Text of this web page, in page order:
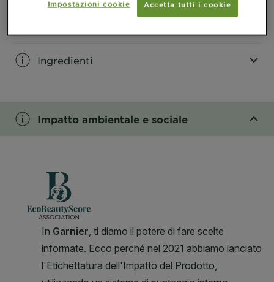
Ingredienti
Impatto ambientale e sociale
Impostazioni cookie Accetta tutti i cookie